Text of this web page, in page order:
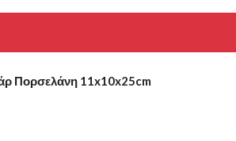
Πορσελάνη 11x10x25cm